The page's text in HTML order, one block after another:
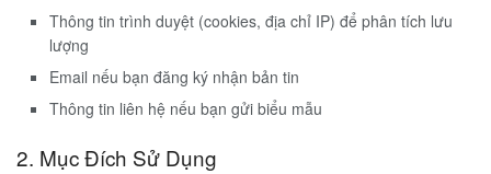
Thông tin trình duyệt (cookies, địa chỉ IP) để phân tích lưu
lượng
Email nếu bạn đăng ký nhận bản tin
Thông tin liên hệ nếu bạn gửi biểu mẫu
2. Mục Đích Sử Dụng